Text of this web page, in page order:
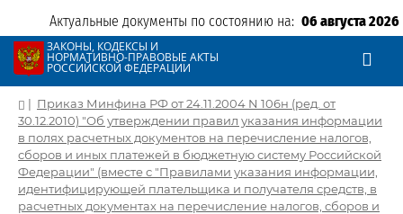
Актуальные документы по состоянию на: 06 августа 2026
ЗАКОНЫ, КОДЕКСЫ И
НОРМАТИВНО-ПРАВОВЫЕ АКТЫ
РОССИЙСКОЙ ФЕДЕРАЦИИ
| Приказ Минфина РФ от 24.11.2004 N 106н (ред. от
30.12.2010) "Об утверждении правил указания информации
в полях расчетных документов на перечисление налогов,
сборов и иных платежей в бюджетную систему Российской
Федерации" (вместе с "Правилами указания информации,
идентифицирующей плательщика и получателя средств, в
расчетных документах на перечисление налогов, сборов и